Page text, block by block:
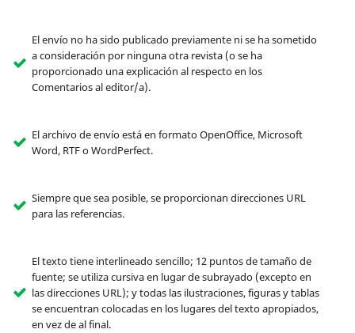
El envío no ha sido publicado previamente ni se ha sometido
a consideración por ninguna otra revista (o se ha
proporcionado una explicación al respecto en los
Comentarios al editor/a).
El archivo de envío está en formato OpenOffice, Microsoft
Word, RTF o WordPerfect.
Siempre que sea posible, se proporcionan direcciones URL
para las referencias.
El texto tiene interlineado sencillo; 12 puntos de tamaño de
fuente; se utiliza cursiva en lugar de subrayado (excepto en
las direcciones URL); y todas las ilustraciones, figuras y tablas
se encuentran colocadas en los lugares del texto apropiados,
en vez de al final.